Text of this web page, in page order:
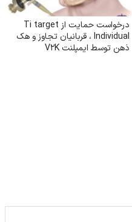
درخواست حمایت از Ti target
Individual ، قربانیان تجاوز و هک
ذهن توسط ایمپلنت V۲K